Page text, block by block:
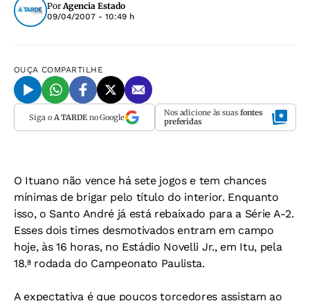
PorAgencia Estado
09/04/2007 - 10:49 h
OUÇA COMPARTILHE
Siga o A TARDEno Google Nos adicione às suas fontes
preferidas
O Ituano não vence há sete jogos e tem chances
mínimas de brigar pelo título do interior. Enquanto
isso, o Santo André já está rebaixado para a Série A-2.
Esses dois times desmotivados entram em campo
hoje, às 16 horas, no Estádio Novelli Jr., em Itu, pela
18.ª rodada do Campeonato Paulista.
A expectativa é que poucos torcedores assistam ao